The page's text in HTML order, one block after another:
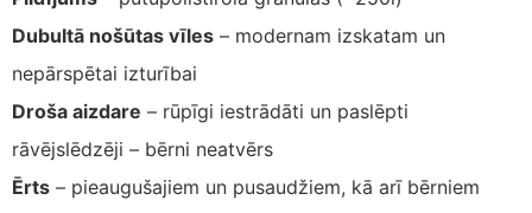
Dubultā nošūtas vīles – modernam izskatam un
nepārspētai izturībai
Droša aizdare – rūpīgi iestrādāti un paslēpti
rāvējslēdzēji – bērni neatvērs
Ērts – pieaugušajiem un pusaudžiem, kā arī bērniem